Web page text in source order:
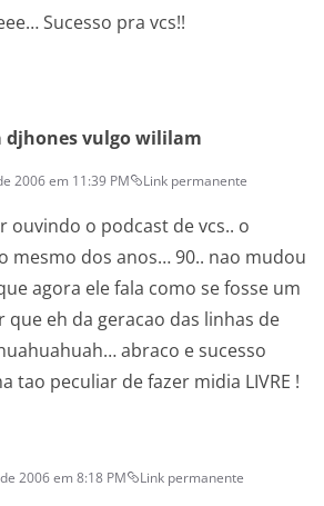
Sucesso pra vcs!!
vulgo wililam
2006 em 11:39 PM Link permanente
ouvindo o podcast de vcs.. o
mesmo dos anos… 90.. nao mudou
agora ele fala como se fosse um
que eh da geracao das linhas de
abraco e sucesso
tao peculiar de fazer midia LIVRE !
2006 em 8:18 PM Link permanente